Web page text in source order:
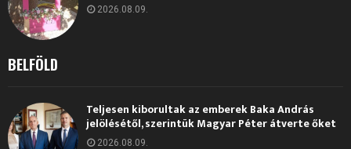
2026.08.09.
BELFÖLD
Teljesen kiborultak az emberek Baka András
jelölésétől, szerintük Magyar Péter átverte őket
2026.08.09.